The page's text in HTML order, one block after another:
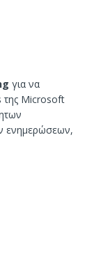
για να
της Microsoft
ενημερώσεων,